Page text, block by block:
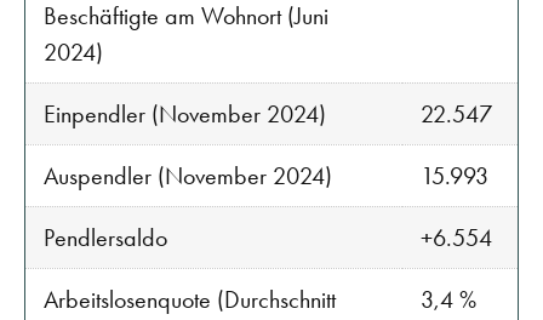
Beschäftigte am Wohnort (Juni
2024)
Einpendler (November 2024) 22.547
Auspendler (November 2024) 15.993
Pendlersaldo +6.554
Arbeitslosenquote (Durchschnitt 3,4 %